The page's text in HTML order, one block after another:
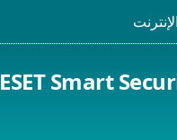
ESET Smart